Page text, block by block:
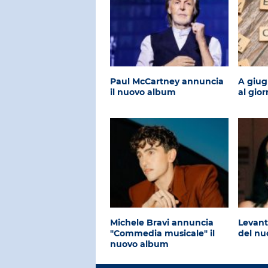
Paul McCartney annuncia
il nuovo album
A
al
Michele Bravi annuncia
"Commedia musicale" il
nuovo album
del